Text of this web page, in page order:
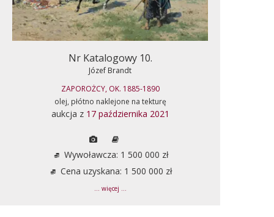
Nr Katalogowy 10.
Józef Brandt
ZAPOROŻCY, OK. 1885-1890
olej, płótno naklejone na tekturę
aukcja z 17 października 2021
Wywoławcza: 1 500 000 zł
Cena uzyskana: 1 500 000 zł
... więcej ...